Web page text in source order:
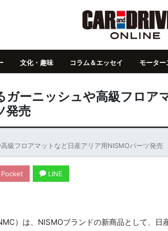
文化・趣味 コラム＆エッセイ モーター
ガーニッシュや高級フロア
発売
級フロアマットなど日産アリア用NISMOパーツ発売
LINE
）は、NISMOブランドの新商品として、日